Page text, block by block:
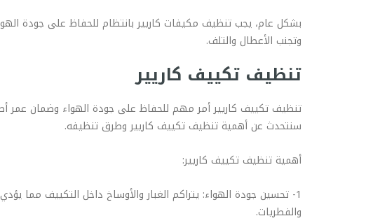
بشكل عام، يجب تنظيف مكيفات كاريير بانتظام للحفاظ على جودة
وتجنب الأعطال والتلف.
تنظيف تكييف كاريير
تنظيف تكييف كاريير أمر مهم للحفاظ على جودة الهواء وضمان عمر
سنتحدث عن أهمية تنظيف تكييف كاريير وطرق تنظيفه.
أهمية تنظيف تكييف كاريير:
1- تحسين جودة الهواء: يتراكم الغبار والأوساخ داخل التكييف مما
والفطريات.